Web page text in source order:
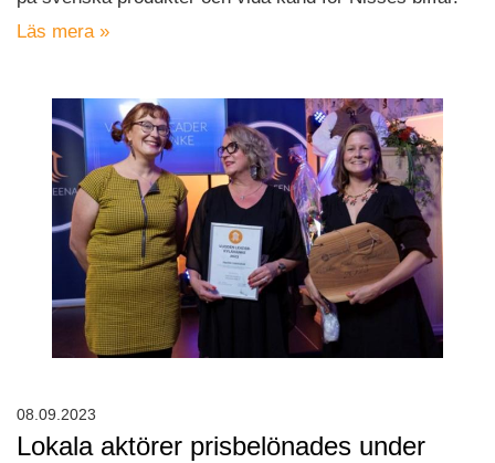
Läs mera »
Lokala aktörer prisbelönades under
08.09.2023